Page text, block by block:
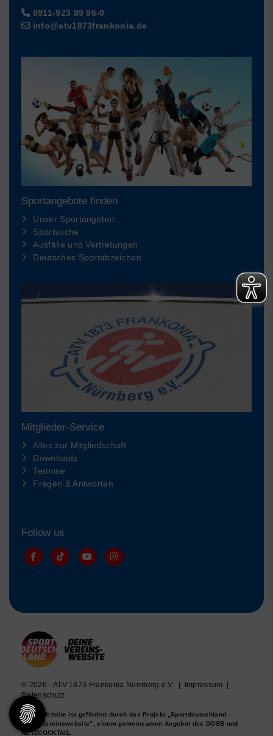
0911-923 89 96-0
info@atv1873frankonia.de
Sportangebote finden
Unser Sportangebot
Sportsuche
Ausfälle und Vertretungen
Deutsches Sportabzeichen
Mitglieder-Service
Alles zur Mitgliedschaft
Downloads
Termine
Fragen & Antworten
Follow us
© 2026 - ATV 1873 Frankonia Nürnberg e.V. | Impressum
Datenschutz
Diese Website ist gefördert durch das Projekt
„Sportdeutschland –
Deine Vereinswebsite”
, einem gemeinsamen Angebot des DOSB und
NETZCOCKTAIL.